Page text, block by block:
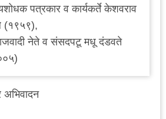
पत्रकार व कार्यकर्ते केशवराव
(१९५९),
नेते व संसदपटू मधू दंडवते
अभिवादन